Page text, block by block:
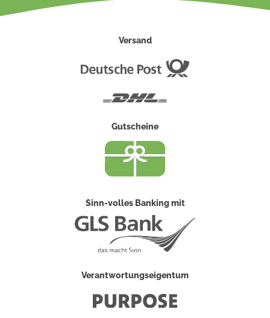
Versand
Gutscheine
Sinn-volles Banking mit
Verantwortungseigentum